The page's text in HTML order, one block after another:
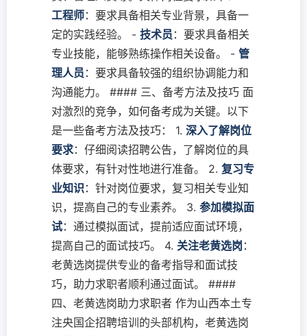
工程师：要求具备相关专业背景，具备一
定的实践经验。 - 技术员 ：要求具备相关
专业技能，能够熟练操作相关设备。 - 管
理人员 ：要求具备较强的组织协调能力和
沟通能力。 #### 三、备考方法及技巧 面
对激烈的竞争，如何备考成为关键。以下
是一些备考方法及技巧： 1. 深入了解岗位
要求：仔细阅读招聘公告，了解岗位的具
体要求，有针对性地进行准备。 2. 复习专
业知识：针对岗位要求，复习相关专业知
识，提高自己的专业素养。 3. 参加模拟面
试：通过模拟面试，提前适应面试环境，
提高自己的面试技巧。 4. 关注老黄选岗 ：
老黄选岗提供专业的备考指导和面试技
巧，助力求职者顺利通过面试。 ####
四、老黄选岗助力求职者 作为山西本土专
注央国企招聘培训的头部机构，老黄选岗